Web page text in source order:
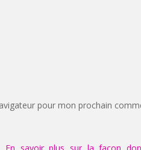
pour mon prochain